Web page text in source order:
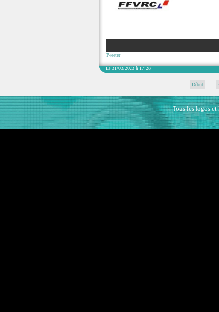
Tweeter
Le 31/03/2023 à 17:28
Début
Tous les logos et